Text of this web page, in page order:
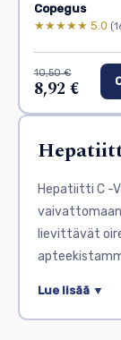
Copegus
★★★★★ 5.0
10,50 €
8,92 €
Hepatiitti C -
lievittävät
Hepatiitti C -
Lue lisää ▼